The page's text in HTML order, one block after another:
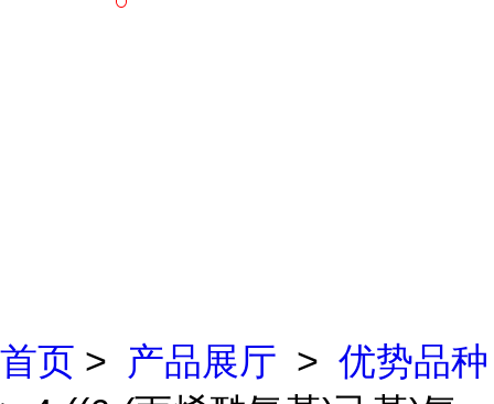
首页 > 产品展厅 > 优势品种